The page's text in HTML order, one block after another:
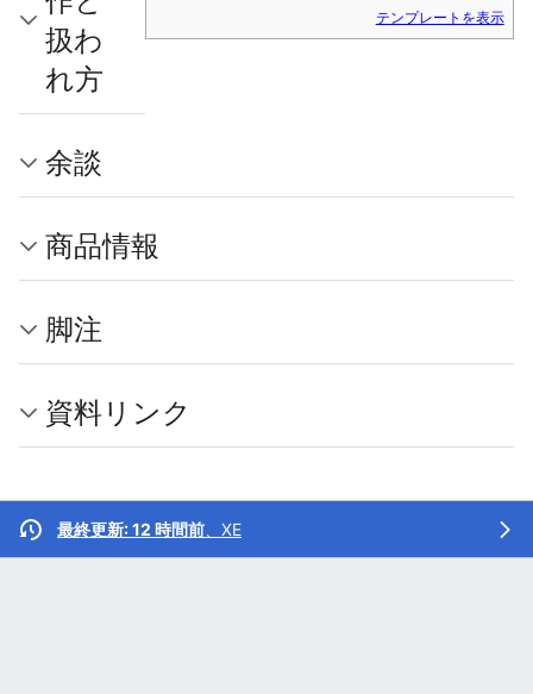
テンプレートを表示
扱わ
れ方
余談
商品情報
脚注
資料リンク
最終更新: 12 時間前 XE